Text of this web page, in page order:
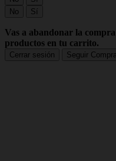
No
Sí
Vas a abandonar la
productos en tu carrito.
Cerrar sesión Seguir